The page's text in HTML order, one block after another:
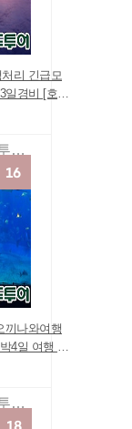
리 긴급모
일경비 [호텔
유후인/벳부/
) 진에어 부
여행
모두투어여행
끼나와여행
4일 여행 패
가족여행
여행상품 여
모두투어여행